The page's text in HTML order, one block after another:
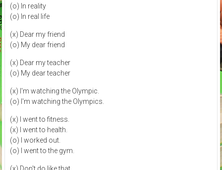
(o) In reality
(o) In real life
(x) Dear my friend
(o) My dear friend
(x) Dear my teacher
(o) My dear teacher
(x) I'm watching the Olympic.
(o) I'm watching the Olympics.
(x) I went to fitness.
(x) I went to health.
(o) I worked out.
(o) I went to the gym.
(x) Don't do like that.